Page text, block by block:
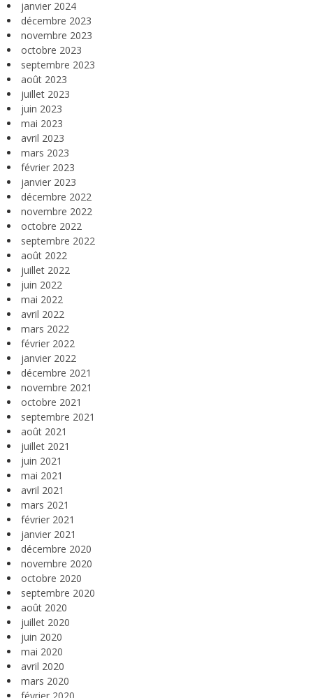
janvier 2024
décembre 2023
novembre 2023
octobre 2023
septembre 2023
août 2023
juillet 2023
juin 2023
mai 2023
avril 2023
mars 2023
février 2023
janvier 2023
décembre 2022
novembre 2022
octobre 2022
septembre 2022
août 2022
juillet 2022
juin 2022
mai 2022
avril 2022
mars 2022
février 2022
janvier 2022
décembre 2021
novembre 2021
octobre 2021
septembre 2021
août 2021
juillet 2021
juin 2021
mai 2021
avril 2021
mars 2021
février 2021
janvier 2021
décembre 2020
novembre 2020
octobre 2020
septembre 2020
août 2020
juillet 2020
juin 2020
mai 2020
avril 2020
mars 2020